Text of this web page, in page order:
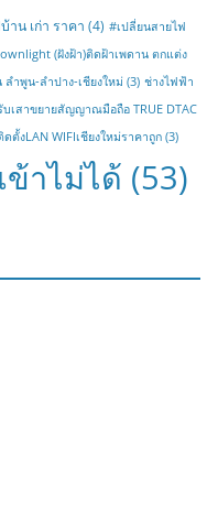
าน เก่า ราคา (4) #เปลี่ยนสายไฟ
(ฝังฝ้า)ติดฝ้าเพดาน ตกแต่ง
ำพูน-ลำปาง-เชียงใหม่ (3) ช่างไฟฟ้า
เสาขยายสัญญาณมือถือ TRUE DTAC
ตั้งLAN WIFIเชียงใหม่ราคาถูก (3)
ข้าไม่ได้ (53)